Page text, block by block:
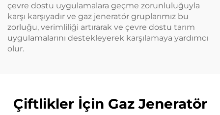
çevre dostu uygulamalara geçme zorunluluğuyla
karşı karşıyadır ve gaz jeneratör gruplarımız bu
zorluğu, verimliliği artırarak ve çevre dostu tarım
uygulamalarını destekleyerek karşılamaya yardımcı
olur.
Çiftlikler İçin Gaz Jeneratör